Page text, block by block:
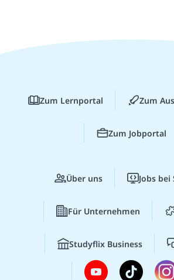
Zum Lernportal Zum
Zum Jobportal
Über uns Jobs
Für Unternehmen
Studyflix Business